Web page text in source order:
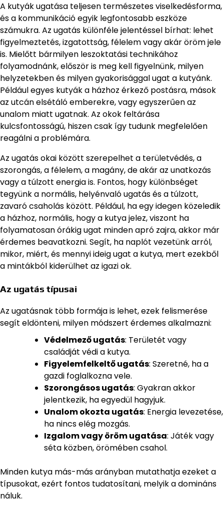
A kutyák ugatása teljesen természetes viselkedésforma,
és a kommunikáció egyik legfontosabb eszköze
számukra. Az ugatás különféle jelentéssel bírhat: lehet
figyelmeztetés, izgatottság, félelem vagy akár öröm jele
is. Mielőtt bármilyen leszoktatási technikához
folyamodnánk, először is meg kell figyelnünk, milyen
helyzetekben és milyen gyakorisággal ugat a kutyánk.
Például egyes kutyák a házhoz érkező postásra, mások
az utcán elsétáló emberekre, vagy egyszerűen az
unalom miatt ugatnak. Az okok feltárása
kulcsfontosságú, hiszen csak így tudunk megfelelően
reagálni a problémára.
Az ugatás okai között szerepelhet a területvédés, a
szorongás, a félelem, a magány, de akár az unatkozás
vagy a túlzott energia is. Fontos, hogy különbséget
tegyünk a normális, helyénvaló ugatás és a túlzott,
zavaró csaholás között. Például, ha egy idegen közeledik
a házhoz, normális, hogy a kutya jelez, viszont ha
folyamatosan órákig ugat minden apró zajra, akkor már
érdemes beavatkozni. Segít, ha naplót vezetünk arról,
mikor, miért, és mennyi ideig ugat a kutya, mert ezekből
a mintákból kiderülhet az igazi ok.
Az ugatás típusai
Az ugatásnak több formája is lehet, ezek felismerése
segít eldönteni, milyen módszert érdemes alkalmazni:
Védelmező ugatás: Területét vagy
családját védi a kutya.
Figyelemfelkeltő ugatás: Szeretné, ha a
gazdi foglalkozna vele.
Szorongásos ugatás: Gyakran akkor
jelentkezik, ha egyedül hagyjuk.
Unalom okozta ugatás: Energia levezetése,
ha nincs elég mozgás.
Izgalom vagy öröm ugatása: Játék vagy
séta közben, örömében csahol.
Minden kutya más-más arányban mutathatja ezeket a
típusokat, ezért fontos tudatosítani, melyik a domináns
náluk.